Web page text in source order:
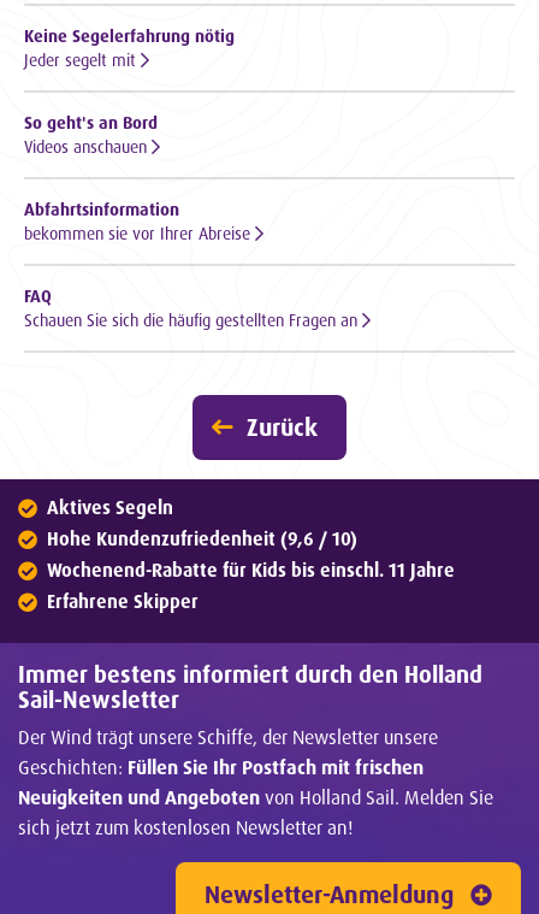
Keine Segelerfahrung nötig
Jeder segelt mit
So geht's an Bord
Videos anschauen
Abfahrtsinformation
bekommen sie vor Ihrer Abreise
FAQ
Schauen Sie sich die häufig gestellten Fragen an
Zurück
Aktives Segeln
Hohe Kundenzufriedenheit (9,6 / 10)
Wochenend-Rabatte für Kids bis einschl. 11 Jahre
Erfahrene Skipper
Immer bestens informiert durch den Holland
Sail-Newsletter
Der Wind trägt unsere Schiffe, der Newsletter unsere
Geschichten: Füllen Sie Ihr Postfach mit frischen
Neuigkeiten und Angeboten von Holland Sail. Melden Sie
sich jetzt zum kostenlosen Newsletter an!
Newsletter-Anmeldung